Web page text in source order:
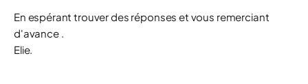
En espérant trouver des réponses et vous remerciant
d'avance .
Elie.